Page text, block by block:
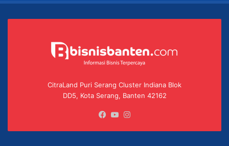
CitraLand Puri Serang Cluster Indiana Blok
DD5, Kota Serang, Banten 42162
Facebook
YouTube